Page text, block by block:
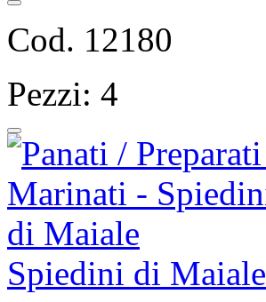
Cod. 12180
Pezzi: 4
Spiedini di Maiale